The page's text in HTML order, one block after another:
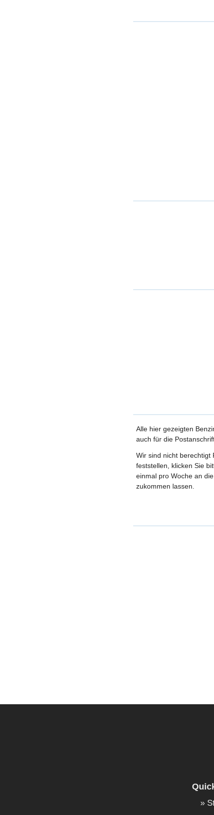
Alle hier gezeigten
auch für die
Wir sind nicht berechtigt
feststellen, klicken Sie
einmal pro Woche an
zukommen lassen.